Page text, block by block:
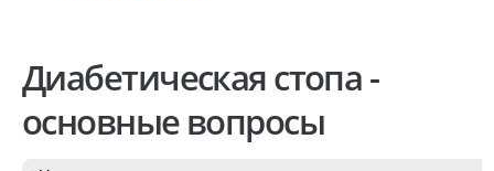
Диабетическая стопа -
основные вопросы